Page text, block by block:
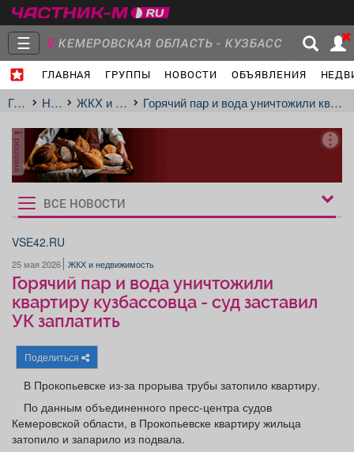
☰ КЕМЕРОВСКАЯ ОБЛАСТЬ - КУЗБАСС
ГЛАВНАЯ ГРУППЫ НОВОСТИ ОБЪЯВЛЕНИЯ
Главная
Группы
Объявления Недвижимость Услуги
Работа
Афиша
ГлавнаяНовостиЖКХ и недвижимость Горячий пар и вода уничтожили квартиру кузбассовца - суд заставил УК заплатить
реклама
Рукбрики
новостей
ВСЕ НОВОСТИ
VSE42.RU
25 мая 2026 ЖКХ и недвижимость
Горячий пар и вода уничтожили
квартиру кузбассовца - суд заставил
УК заплатить
Поделиться
В Прокопьевске из-за прорыва трубы затопило квартиру.
По данным объединенного пресс-центра судов
Кемеровской области, в Прокопьевске квартиру жильца
затопило и запарило из подвала.